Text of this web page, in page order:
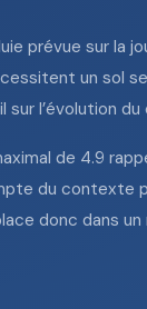
prévue sur la
un sol
l’évolution du
de 4.9
du contexte
donc dans